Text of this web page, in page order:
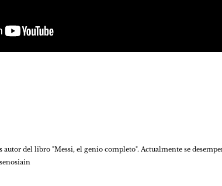
autor del libro "Messi, el genio completo". Actualmente se